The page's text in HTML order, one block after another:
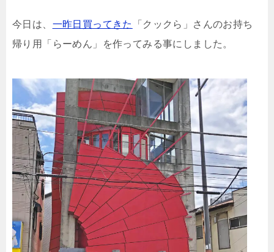
今日は、 一昨日買ってきた
「クックら」さんのお持ち
帰り用「らーめん」を作ってみる事にしました。